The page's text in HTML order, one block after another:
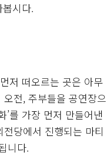
시다.
저 떠오르는 곳은 아무
전, 주부들을 공연장으
’를 가장 먼저 만들어낸
당에서 진행되는 마티
니다.